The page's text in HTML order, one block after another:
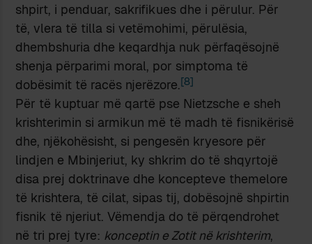
shpirt, i penduar, sakrifikues dhe i përulur. Për
të, vlera të tilla si vetëmohimi, përulësia,
dhembshuria dhe keqardhja nuk përfaqësojnë
shenja përparimi moral, por simptoma të
dobësimit të racës njerëzore.[8]
Për të kuptuar më qartë pse Nietzsche e sheh
krishterimin si armikun më të madh të fisnikërisë
dhe, njëkohësisht, si pengesën kryesore për
lindjen e Mbinjeriut, ky shkrim do të shqyrtojë
disa prej doktrinave dhe koncepteve themelore
të krishtera, të cilat, sipas tij, dobësojnë shpirtin
fisnik të njeriut. Vëmendja do të përqendrohet
në tri prej tyre: konceptin e Zotit në krishterim,